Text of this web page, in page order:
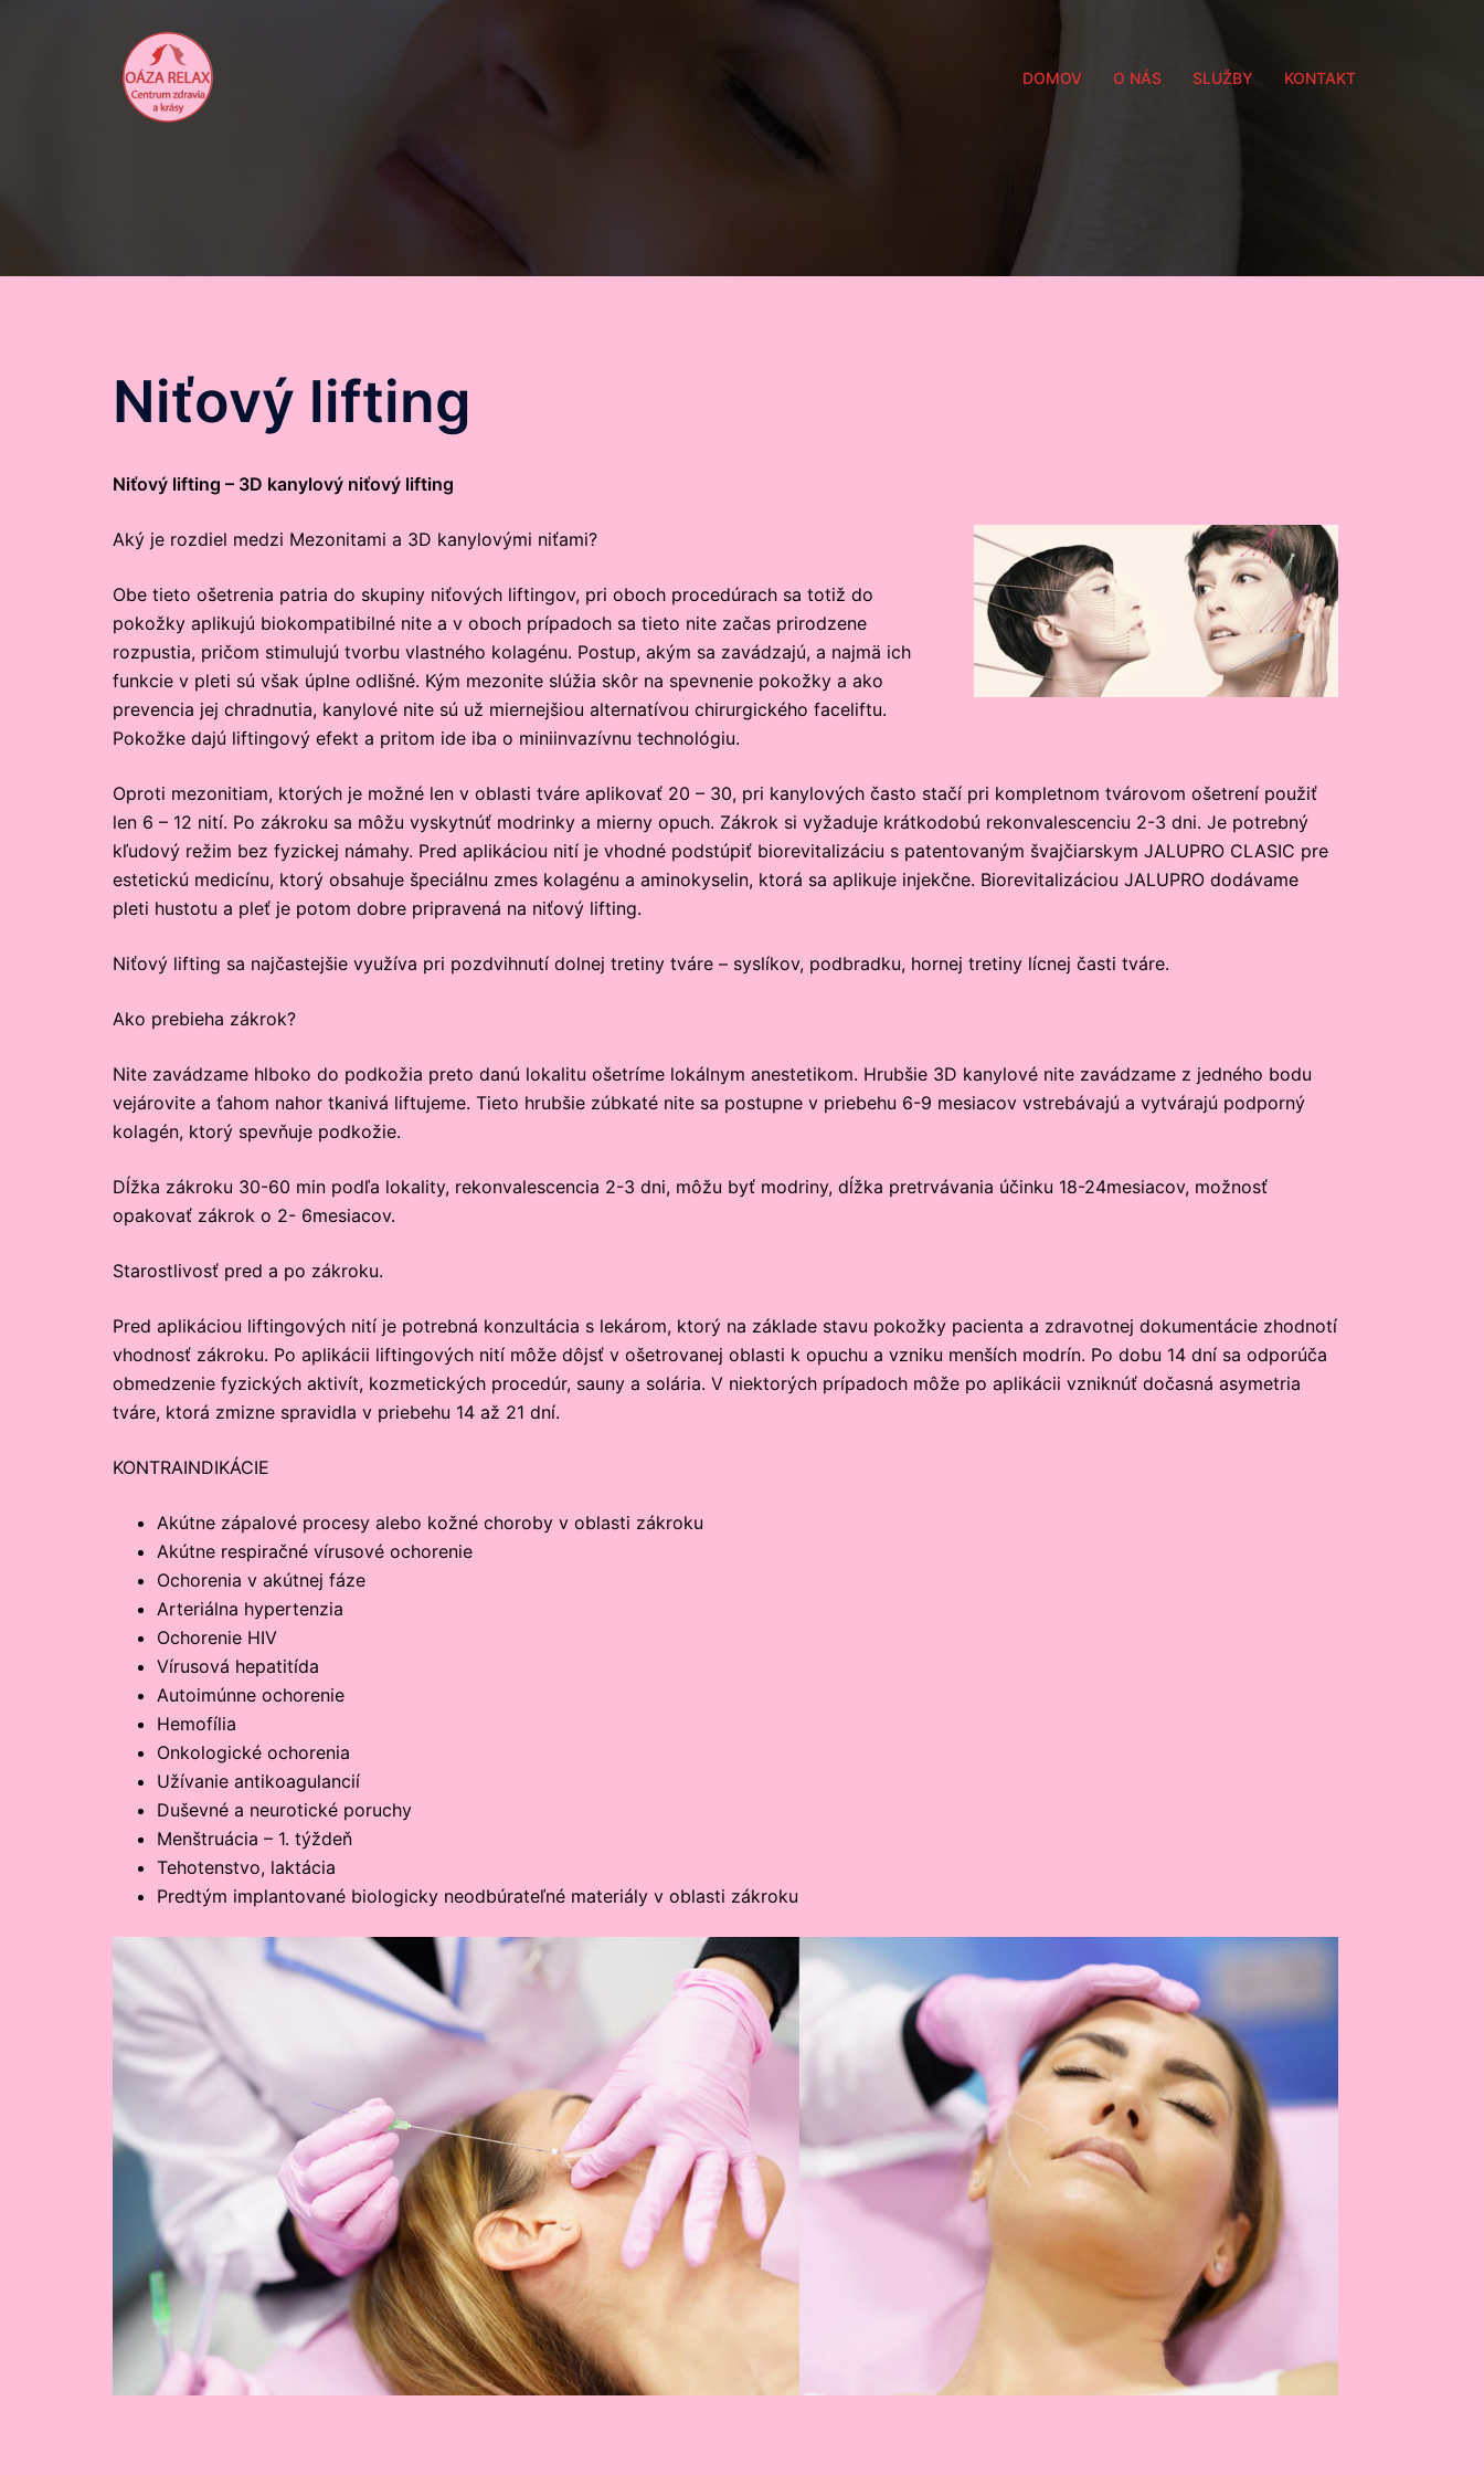
DOMOV O NÁS SLUŽBY KONTAKT
Niťový lifting
Niťový lifting – 3D kanylový niťový lifting
Aký je rozdiel medzi Mezonitami a 3D kanylovými niťami?
Obe tieto ošetrenia patria do skupiny niťových liftingov, pri oboch procedúrach sa totiž do
pokožky aplikujú biokompatibilné nite a v oboch prípadoch sa tieto nite začas prirodzene
rozpustia, pričom stimulujú tvorbu vlastného kolagénu. Postup, akým sa zavádzajú, a najmä ich
funkcie v pleti sú však úplne odlišné. Kým mezonite slúžia skôr na spevnenie pokožky a ako
prevencia jej chradnutia, kanylové nite sú už miernejšiou alternatívou chirurgického faceliftu.
Pokožke dajú liftingový efekt a pritom ide iba o miniinvazívnu technológiu.
Oproti mezonitiam, ktorých je možné len v oblasti tváre aplikovať 20 – 30, pri kanylových často stačí pri kompletnom tvárovom ošetrení použiť
len 6 – 12 nití. Po zákroku sa môžu vyskytnúť modrinky a mierny opuch. Zákrok si vyžaduje krátkodobú rekonvalescenciu 2-3 dni. Je potrebný
kľudový režim bez fyzickej námahy. Pred aplikáciou nití je vhodné podstúpiť biorevitalizáciu s patentovaným švajčiarskym JALUPRO CLASIC pre
estetickú medicínu, ktorý obsahuje špeciálnu zmes kolagénu a aminokyselin, ktorá sa aplikuje injekčne. Biorevitalizáciou JALUPRO dodávame
pleti hustotu a pleť je potom dobre pripravená na niťový lifting.
Niťový lifting sa najčastejšie využíva pri pozdvihnutí dolnej tretiny tváre – syslíkov, podbradku, hornej tretiny lícnej časti tváre.
Ako prebieha zákrok?
Nite zavádzame hlboko do podkožia preto danú lokalitu ošetríme lokálnym anestetikom. Hrubšie 3D kanylové nite zavádzame z jedného bodu
vejárovite a ťahom nahor tkanivá liftujeme. Tieto hrubšie zúbkaté nite sa postupne v priebehu 6-9 mesiacov vstrebávajú a vytvárajú podporný
kolagén, ktorý spevňuje podkožie.
Dĺžka zákroku 30-60 min podľa lokality, rekonvalescencia 2-3 dni, môžu byť modriny, dĺžka pretrvávania účinku 18-24mesiacov, možnosť
opakovať zákrok o 2- 6mesiacov.
Starostlivosť pred a po zákroku.
Pred aplikáciou liftingových nití je potrebná konzultácia s lekárom, ktorý na základe stavu pokožky pacienta a zdravotnej dokumentácie zhodnotí
vhodnosť zákroku. Po aplikácii liftingových nití môže dôjsť v ošetrovanej oblasti k opuchu a vzniku menších modrín. Po dobu 14 dní sa odporúča
obmedzenie fyzických aktivít, kozmetických procedúr, sauny a solária. V niektorých prípadoch môže po aplikácii vzniknúť dočasná asymetria
tváre, ktorá zmizne spravidla v priebehu 14 až 21 dní.
KONTRAINDIKÁCIE
Akútne zápalové procesy alebo kožné choroby v oblasti zákroku
Akútne respiračné vírusové ochorenie
Ochorenia v akútnej fáze
Arteriálna hypertenzia
Ochorenie HIV
Vírusová hepatitída
Autoimúnne ochorenie
Hemofília
Onkologické ochorenia
Užívanie antikoagulancií
Duševné a neurotické poruchy
Menštruácia – 1. týždeň
Tehotenstvo, laktácia
Predtým implantované biologicky neodbúrateľné materiály v oblasti zákroku